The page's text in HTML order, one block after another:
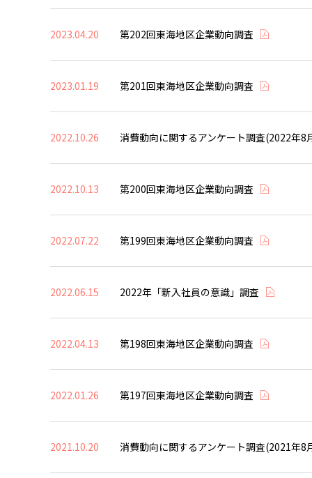
2023.04.20 第202回東海地区企業動向調査
2023.01.19 第201回東海地区企業動向調査
2022.10.26 消費動向に関するアンケート調査(2022年8
2022.10.13 第200回東海地区企業動向調査
2022.07.22 第199回東海地区企業動向調査
2022.06.15 2022年「新入社員の意識」調査
2022.04.13 第198回東海地区企業動向調査
2022.01.26 第197回東海地区企業動向調査
2021.10.20 消費動向に関するアンケート調査(2021年8